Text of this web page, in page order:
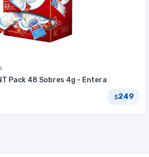
Pack 48 Sobres 4g - Entera
$249